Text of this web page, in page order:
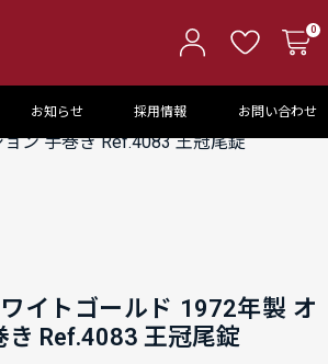
0
お知らせ 採用情報 お問い合わせ
ン 手巻き Ref.4083 王冠尾錠
イトゴールド 1972年製 オ
Ref.4083 王冠尾錠